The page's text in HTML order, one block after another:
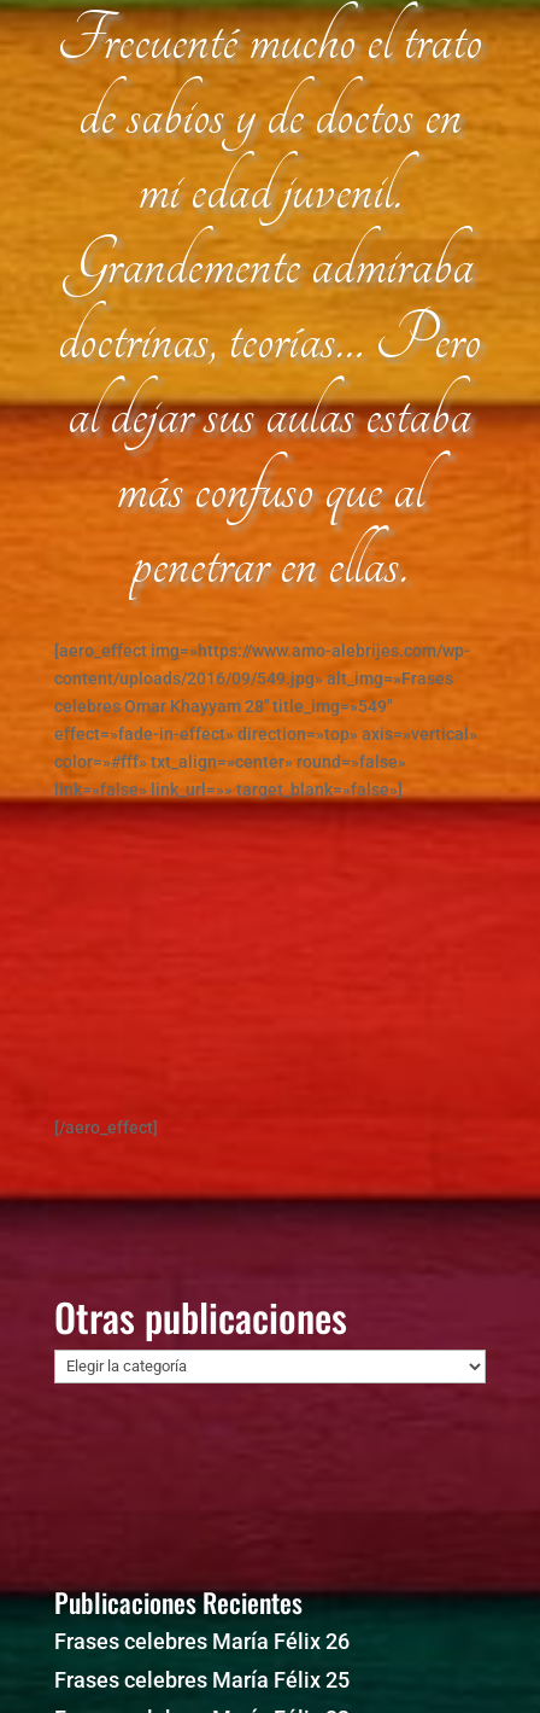
Frecuenté mucho el trato
de sabios y de doctos en
mi edad juvenil.
Grandemente admiraba
doctrinas, teorías… Pero
al dejar sus aulas estaba
más confuso que al
penetrar en ellas.
[aero_effect img=»https://www.amo-alebrijes.com/wp-
content/uploads/2016/09/549.jpg» alt_img=»Frases
celebres Omar Khayyam 28″ title_img=»549″
effect=»fade-in-effect» direction=»top» axis=»vertical»
color=»#fff» txt_align=»center» round=»false»
link=»false» link_url=»» target_blank=»false»]
[/aero_effect]
Otras publicaciones
Otras
publicaciones
Publicaciones Recientes
Frases celebres María Félix 26
Frases celebres María Félix 25